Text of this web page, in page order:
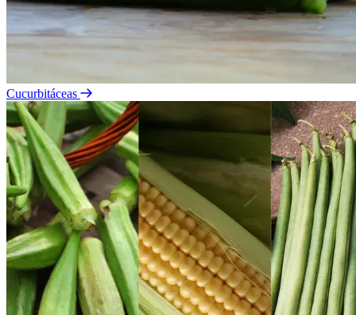
Cucurbitáceas